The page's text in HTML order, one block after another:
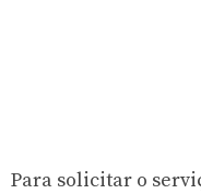
Para solicitar o